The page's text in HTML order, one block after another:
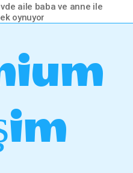
aile baba ve anne ile
oynuyor